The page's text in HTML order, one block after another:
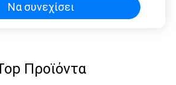
Να συνεχίσει
Προϊόντα